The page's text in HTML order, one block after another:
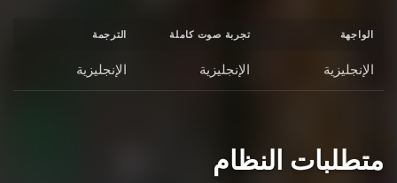
الواجهة تجربة صوت كاملة الترجمة
الإنجليزية الإنجليزية الإنجليزية
متطلبات النظام